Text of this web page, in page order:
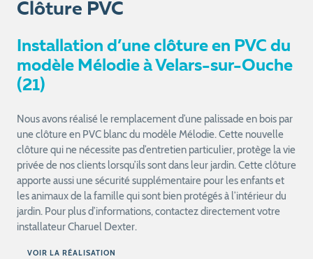
Clôture PVC
Installation d’une clôture en PVC du
modèle Mélodie à Velars-sur-Ouche
(21)
Nous avons réalisé le remplacement d’une palissade en bois par
une clôture en PVC blanc du modèle Mélodie. Cette nouvelle
clôture qui ne nécessite pas d’entretien particulier, protège la vie
privée de nos clients lorsqu’ils sont dans leur jardin. Cette clôture
apporte aussi une sécurité supplémentaire pour les enfants et
les animaux de la famille qui sont bien protégés à l’intérieur du
jardin. Pour plus d’informations, contactez directement votre
installateur Charuel Dexter.
VOIR LA RÉALISATION